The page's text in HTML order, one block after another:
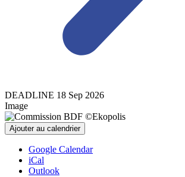
DEADLINE 18 Sep 2026
Image
Ajouter au calendrier
Google Calendar
iCal
Outlook